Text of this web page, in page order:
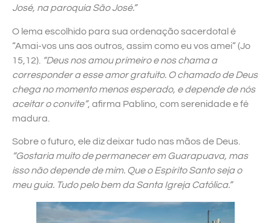
José, na paroquia São José.”
O lema escolhido para sua ordenação sacerdotal é
“Amai-vos uns aos outros, assim como eu vos amei” (Jo
15,12). “Deus nos amou primeiro e nos chama a
corresponder a esse amor gratuito. O chamado de Deus
chega no momento menos esperado, e depende de nós
aceitar o convite”, afirma Pablino, com serenidade e fé
madura.
Sobre o futuro, ele diz deixar tudo nas mãos de Deus.
“Gostaria muito de permanecer em Guarapuava, mas
isso não depende de mim. Que o Espírito Santo seja o
meu guia. Tudo pelo bem da Santa Igreja Católica.”